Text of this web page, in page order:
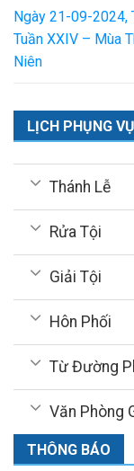
Ngày 21-09-2024,
Tuần XXIV – Mùa
Niên
LỊCH PHỤNG
Thánh Lễ
Rửa Tội
Giải Tội
Hôn Phối
Từ Đường
Văn Phòng
THÔNG BÁO